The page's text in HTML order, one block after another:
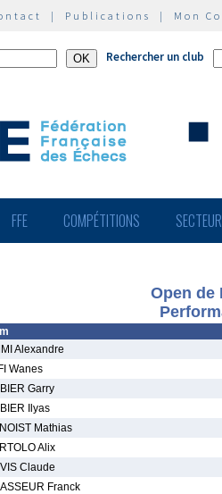
| Publications | Mon
Rechercher un club
FFE COMPÉTITIONS
Open de
Alexandre
Wanes
Garry
Ilyas
Mathias
Alix
Claude
Franck